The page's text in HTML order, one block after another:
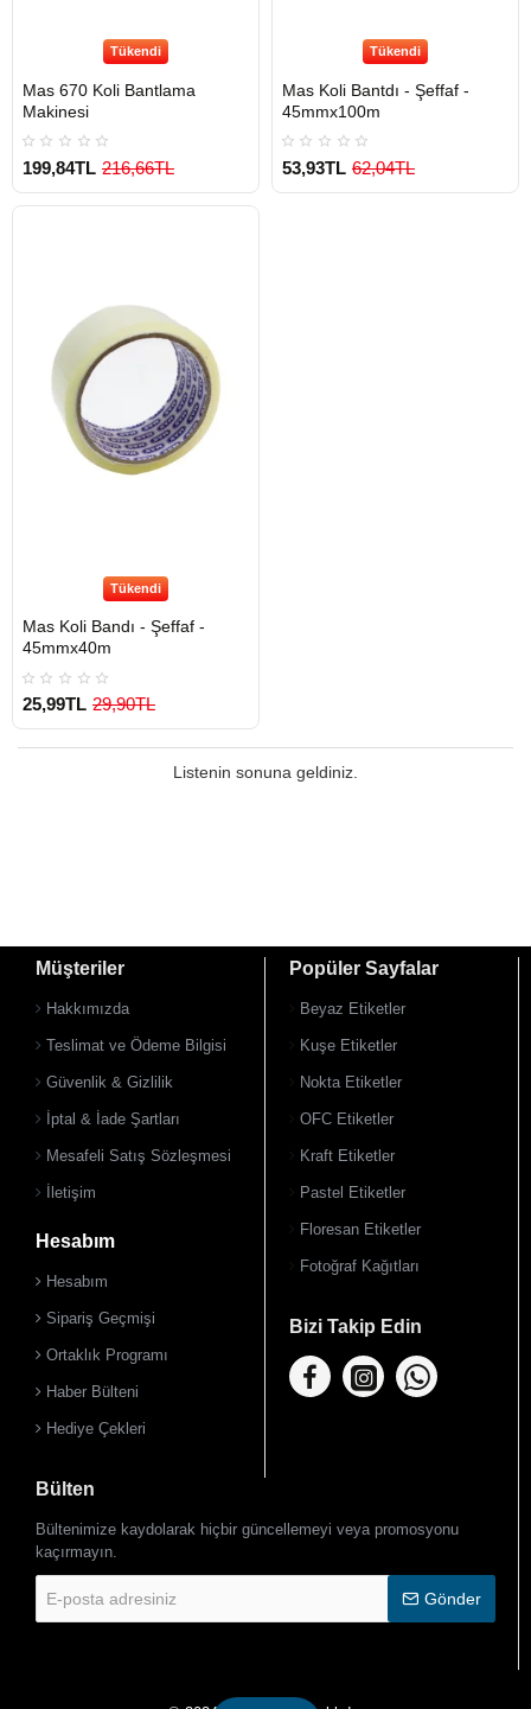
Tükendi
Mas 670 Koli Bantlama
Makinesi
199,84TL 216,66TL
Tükendi
Mas Koli Bantdı - Şeffaf -
45mmx100m
53,93TL 62,04TL
Tükendi
Mas Koli Bandı - Şeffaf -
45mmx40m
25,99TL 29,90TL
Listenin sonuna geldiniz.
Müşteriler
Hakkımızda
Teslimat ve Ödeme Bilgisi
Güvenlik & Gizlilik
İptal & İade Şartları
Mesafeli Satış Sözleşmesi
İletişim
Hesabım
Hesabım
Sipariş Geçmişi
Ortaklık Programı
Haber Bülteni
Hediye Çekleri
Popüler Sayfalar
Beyaz Etiketler
Kuşe Etiketler
Nokta Etiketler
OFC Etiketler
Kraft Etiketler
Pastel Etiketler
Floresan Etiketler
Fotoğraf Kağıtları
Bizi Takip Edin
Bülten
Bültenimize kaydolarak hiçbir güncellemeyi veya promosyonu
kaçırmayın.
posta
adresiniz
Gönder